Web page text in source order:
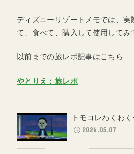
ディズニーリゾートメモでは、実
て、食べて、購入して使用してみ
以前までの旅レポ記事はこちら
やとりえ：旅レポ
トモコレわくわく
2026.05.07